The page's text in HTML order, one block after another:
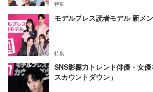
特集
モデルプレス読者モデル 新メ
特集
SNS影響力トレンド俳優・女
スカウントダウン」